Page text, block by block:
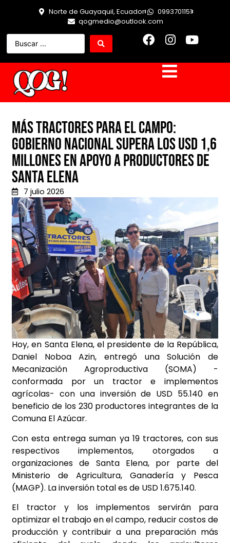
Norte de Guayaquil, Ecuador
0993701151
qogmedio@outlook.com
Más tractores para el campo:
Gobierno Nacional supera los USD 1,6
millones en apoyo a productores de
Santa Elena
7 julio 2026
Hoy, en Santa Elena, el presidente de la República,
Daniel Noboa Azin, entregó una Solución de
Mecanización Agroproductiva (SOMA) -
conformada por un tractor e implementos
agrícolas- con una inversión de USD 55.140 en
beneficio de los 230 productores integrantes de la
Comuna El Azúcar.
Con esta entrega suman ya 19 tractores, con sus
respectivos implementos, otorgados a
organizaciones de Santa Elena, por parte del
Ministerio de Agricultura, Ganadería y Pesca
(MAGP). La inversión total es de USD 1.675.140.
El tractor y los implementos servirán para
optimizar el trabajo en el campo, reducir costos de
producción y contribuir a una preparación más